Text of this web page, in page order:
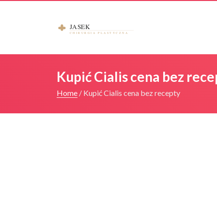
Kupić Cialis cena bez
Home / Kupić Cialis cena bez recepty